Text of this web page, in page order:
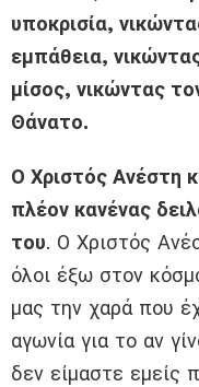
υποκρισία,
εμπάθεια,
μίσος, νικώντας
Θάνατο.
Ο Χριστός Ανέστη
πλέον κανένας
του. Ο Χριστός
όλοι έξω στον
μας την χαρά που
αγωνία για το αν
δεν είμαστε εμείς